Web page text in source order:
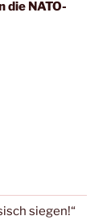
die NATO-
siegen!“